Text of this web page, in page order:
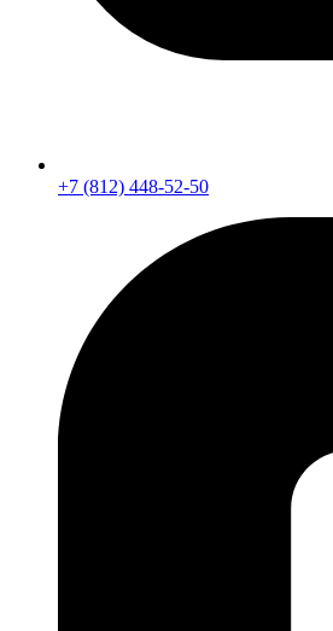
+7 (812) 448-52-50